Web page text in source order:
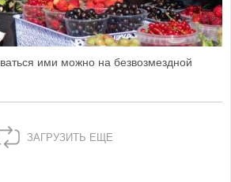
ими можно на безвозмездной
ЗАГРУЗИТЬ ЕЩЕ